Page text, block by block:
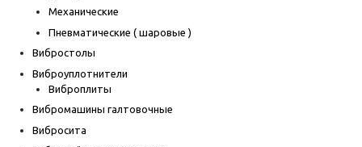
Механические
Пневматические ( шаровые )
Вибростолы
Виброуплотнители
Виброплиты
Вибромашины галтовочные
Вибросита